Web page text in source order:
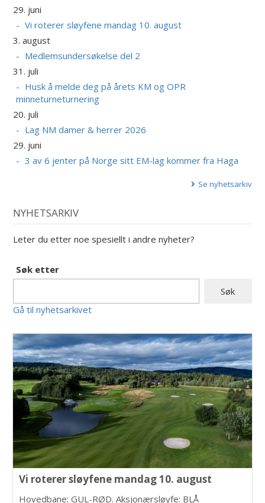
29. juni
Vi roterer sløyfene mandag 10. august
3. august
Medlemsundersøkelse del 2
31. juli
Husk å melde deg på årets KM og OPR
minneturneturnering
20. juli
Lag NM damer & herrer 2026
29. juni
3 av 6 jenter på Norge sitt EM-lag kommer fra Haga
Se nyhetsarkiv
NYHETSARKIV
Leter du etter noe spesiellt i andre nyheter?
Søk etter
Gå til nyhetsarkivet
Vi roterer sløyfene mandag 10. august
Hovedbane: GUL-RØD. Aksjonærsløyfe: BLÅ